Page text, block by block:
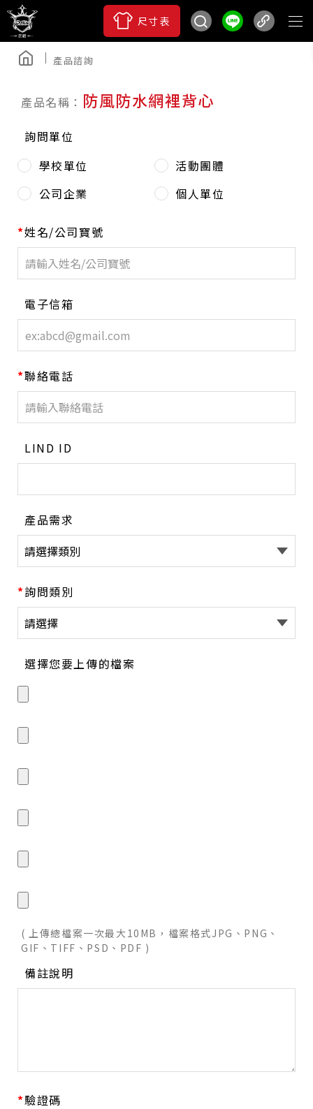
尺寸表
產品諮詢
防風防水網裡背心
詢問單位
學校單位
活動團體​
公司企業
個人單位​
姓名/公司寶號
電子信箱
聯絡電話
LIND ID
產品需求
詢問類別
選擇您要上傳的檔案
( 上傳總檔案一次最大10MB，檔案格式JPG、PNG、
GIF、TIFF、PSD、PDF )
備註說明
驗證碼